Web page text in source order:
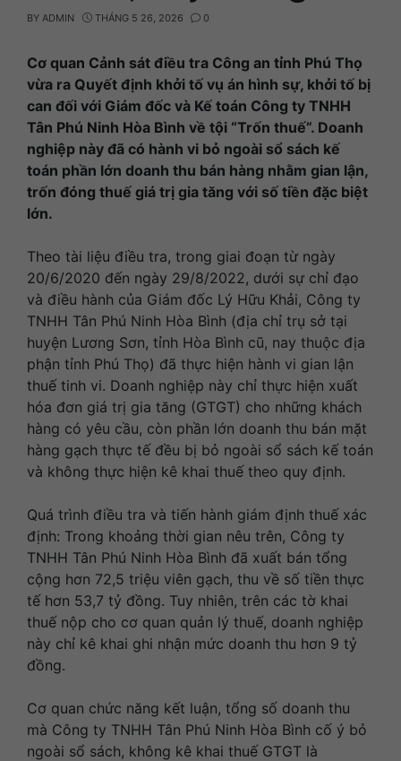
BY ADMIN THÁNG 5 26, 2026 0
Cơ quan Cảnh sát điều tra Công an tỉnh Phú Thọ
vừa ra Quyết định khởi tố vụ án hình sự, khởi tố bị
can đối với Giám đốc và Kế toán Công ty TNHH
Tân Phú Ninh Hòa Bình về tội “Trốn thuế”. Doanh
nghiệp này đã có hành vi bỏ ngoài sổ sách kế
toán phần lớn doanh thu bán hàng nhằm gian lận,
trốn đóng thuế giá trị gia tăng với số tiền đặc biệt
lớn.
Theo tài liệu điều tra, trong giai đoạn từ ngày
20/6/2020 đến ngày 29/8/2022, dưới sự chỉ đạo
và điều hành của Giám đốc Lý Hữu Khải, Công ty
TNHH Tân Phú Ninh Hòa Bình (địa chỉ trụ sở tại
huyện Lương Sơn, tỉnh Hòa Bình cũ, nay thuộc địa
phận tỉnh Phú Thọ) đã thực hiện hành vi gian lận
thuế tinh vi. Doanh nghiệp này chỉ thực hiện xuất
hóa đơn giá trị gia tăng (GTGT) cho những khách
hàng có yêu cầu, còn phần lớn doanh thu bán mặt
hàng gạch thực tế đều bị bỏ ngoài sổ sách kế toán
và không thực hiện kê khai thuế theo quy định.
Quá trình điều tra và tiến hành giám định thuế xác
định: Trong khoảng thời gian nêu trên, Công ty
TNHH Tân Phú Ninh Hòa Bình đã xuất bán tổng
cộng hơn 72,5 triệu viên gạch, thu về số tiền thực
tế hơn 53,7 tỷ đồng. Tuy nhiên, trên các tờ khai
thuế nộp cho cơ quan quản lý thuế, doanh nghiệp
này chỉ kê khai ghi nhận mức doanh thu hơn 9 tỷ
đồng.
Cơ quan chức năng kết luận, tổng số doanh thu
mà Công ty TNHH Tân Phú Ninh Hòa Bình cố ý bỏ
ngoài sổ sách, không kê khai thuế GTGT là